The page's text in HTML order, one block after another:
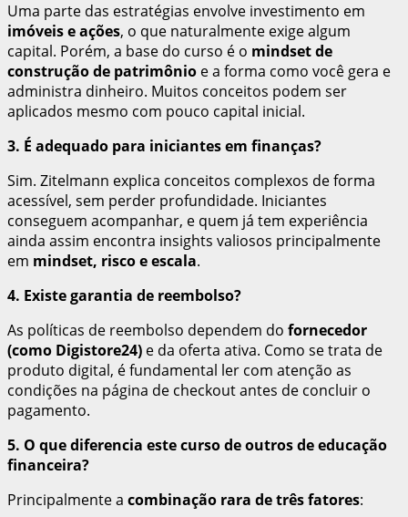
Uma parte das estratégias envolve investimento em
imóveis e ações, o que naturalmente exige algum
capital. Porém, a base do curso é o mindset de
construção de patrimônio e a forma como você gera e
administra dinheiro. Muitos conceitos podem ser
aplicados mesmo com pouco capital inicial.
3. É adequado para iniciantes em finanças?
Sim. Zitelmann explica conceitos complexos de forma
acessível, sem perder profundidade. Iniciantes
conseguem acompanhar, e quem já tem experiência
ainda assim encontra insights valiosos principalmente
em mindset, risco e escala.
4. Existe garantia de reembolso?
As políticas de reembolso dependem do fornecedor
(como Digistore24) e da oferta ativa. Como se trata de
produto digital, é fundamental ler com atenção as
condições na página de checkout antes de concluir o
pagamento.
5. O que diferencia este curso de outros de educação
financeira?
Principalmente a combinação rara de três fatores: